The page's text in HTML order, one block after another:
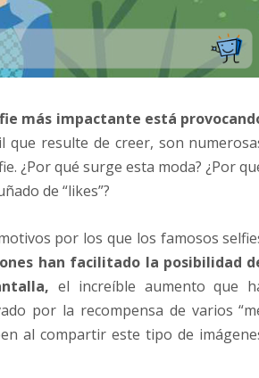
más impactante está
que resulte de creer, son
¿Por qué surge esta moda? ¿Por
de “likes”?
por los que los famosos
han facilitado la posibilidad
el increíble aumento que
por la recompensa de varios
al compartir este tipo de